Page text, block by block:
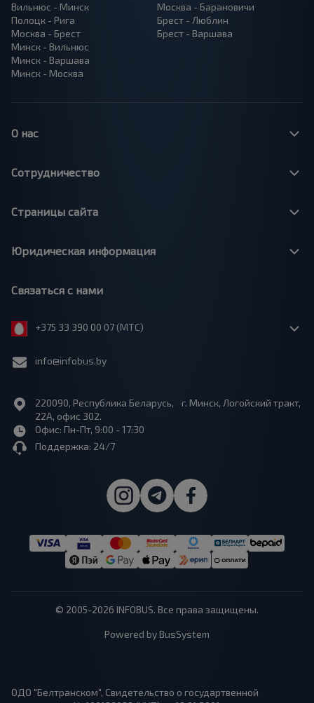
Вильнюс - Минск
Полоцк - Рига
Москва - Брест
Минск - Вильнюс
Минск - Варшава
Минск - Москва
Москва - Барановичи
Брест - Люблин
Брест - Варшава
О нас
Сотрудничество
Страницы сайта
Юридическая информация
Связаться с нами
+375 33 390 00 07 (МТС)
info@infobus.by
220090, Республика Беларусь, г. Минск, Логойский тракт,
22А, офис 302.
Офис: Пн-Пт, 9:00 - 17:30
Поддержка: 24/7
© 2005-2026 INFOBUS. Все права защищены.
Powered by BusSystem
ОДО "Белтранском", Свидетельство о государтвенной